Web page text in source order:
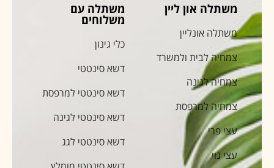
משתלה און ליין
משתלה אונליין
צמחיה לבית ולמשרד
צמחיה לגינה
צמחיה למרפסת
עצי פרי
עצי נוי
משתלה עם
משלוחים
כלי גינון
דשא סינטטי
דשא סינטטי למרפסת
דשא סינטטי לגינה
דשא סינטטי לגג